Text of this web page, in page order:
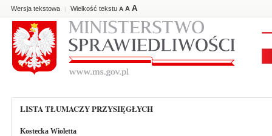
Wersja tekstowa | Wielkość tekstu A A A
LISTA TŁUMACZY PRZYSIĘGŁYCH
Kostecka Wioletta